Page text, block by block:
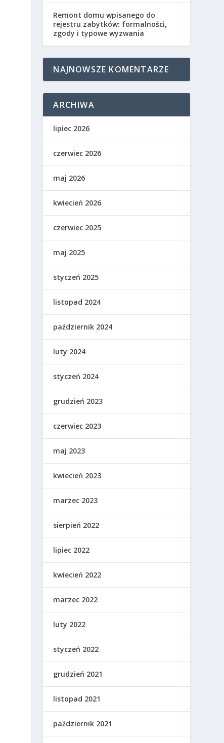
Remont domu wpisanego do
rejestru zabytków: formalności,
zgody i typowe wyzwania
NAJNOWSZE KOMENTARZE
ARCHIWA
lipiec 2026
czerwiec 2026
maj 2026
kwiecień 2026
czerwiec 2025
maj 2025
styczeń 2025
listopad 2024
październik 2024
luty 2024
styczeń 2024
grudzień 2023
czerwiec 2023
maj 2023
kwiecień 2023
marzec 2023
sierpień 2022
lipiec 2022
kwiecień 2022
marzec 2022
luty 2022
styczeń 2022
grudzień 2021
listopad 2021
październik 2021